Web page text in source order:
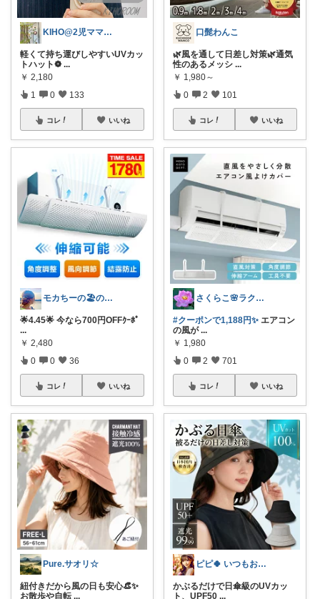
KIHO@2児ママ（👧小5👦小3）
軽くて持ち運びしやすいUVカッ
トハット❁ ...
￥ 2,180
1 0 133
コレ いいね
モカちーの🏖️のんびりライフ🐈✨
🌟4.45🌟 今なら700円OFFｸｰﾎﾟ
...
￥ 2,480
0 0 36
コレ いいね
Pure.サオリ☆
紐付きだから風の日も安心👒✨
お散歩や自転 ...
口髭わんこ
🌿風を通して日差し対策🌿通気
性のあるメッシ ...
￥ 1,980～
0 2 101
コレ いいね
さくらこ🌸ラクする暮らしnote
#クーポンで1,188円✨ エアコン
の風が ...
￥ 1,980
0 2 701
コレ いいね
ピピ🍀 いつもお立ち寄りありがとう🥰
かぶるだけで日傘級のUVカッ
ト、UPF50 ...